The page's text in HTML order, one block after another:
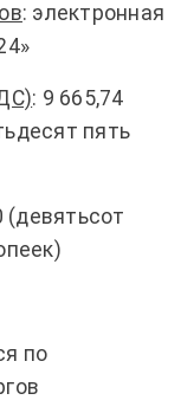
: электронная
: 9 665,74
пять
(девятьсот
по